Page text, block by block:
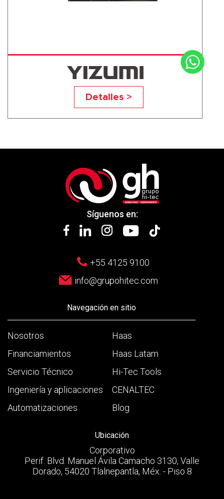
UN650A5
Detalles >
Síguenos en:
+55 4125 9100
info@grupohitec.com
Navegación en sitio
Nosotros
Financiamientos
Servicio Técnico
Ingeniería y aplicaciones
Automatizaciones
Haas
Haas Latam
Hi-Tec Tools
CENALTEC
Blog
Ubicación
Corporativo
Perif. Blvd. Manuel Ávila Camacho 3130, Valle
Dorado, 54020 Tlalnepantla, Méx. - Piso 8